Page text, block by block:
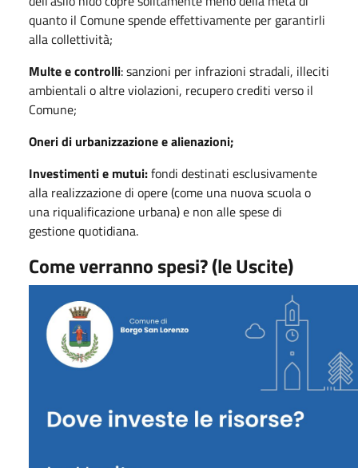
quanto il Comune spende effettivamente per garantirli
alla collettività;
Multe e controlli: sanzioni per infrazioni stradali, illeciti
ambientali o altre violazioni, recupero crediti verso il
Comune;
Oneri di urbanizzazione e alienazioni;
Investimenti e mutui:fondi destinati esclusivamente
alla realizzazione di opere (come una nuova scuola o
una riqualificazione urbana) e non alle spese di
gestione quotidiana.
Come verranno spesi? (le Uscite)